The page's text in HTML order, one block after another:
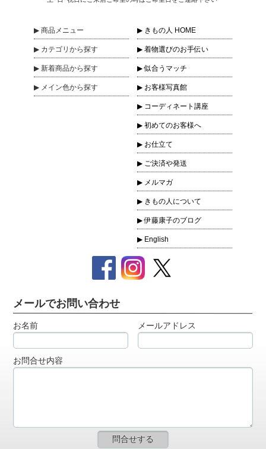
商品 メニュー
カテゴリ から探す
新着商品から探す
メイン色から探す
きもの人 HOME
着物選びのお手伝い
似合うマッチ
お客様写真館
コーディネート講座
初めてのお客様へ
お仕立て
ご決済や発送
メルマガ
きもの人について
伊藤康子のブログ
English
メールでお問い合わせ
お名前 メールアドレス
お問合せ内容